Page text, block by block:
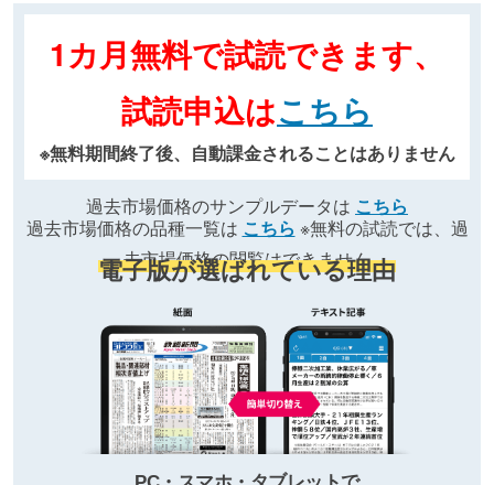
1カ月無料で試読できます、
試読申込はこちら
※無料期間終了後、自動課金されることはありません
過去市場価格のサンプルデータは こちら
過去市場価格の品種一覧は こちら ※無料の試読では、過
去市場価格の閲覧はできません
電子版が選ばれている理由